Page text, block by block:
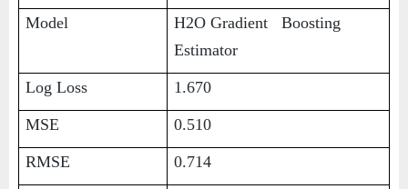
Model
H2O Gradient   Boosting
Estimator
Log Loss 1.670
MSE 0.510
RMSE 0.714